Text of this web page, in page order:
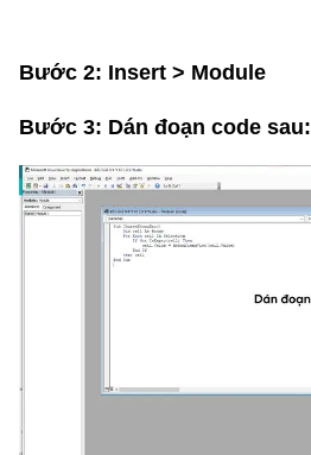
Bước 2: Insert > Module
Bước 3: Dán đoạn code sau: